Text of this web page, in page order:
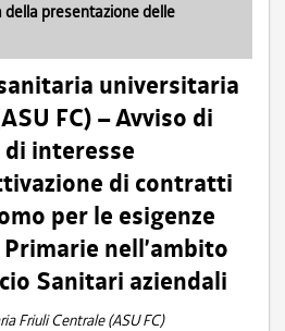
della presentazione delle
universitaria
FC) – Avviso di
interesse
di contratti
per le esigenze
nell’ambito
Sanitari aziendali
Friuli Centrale (ASU FC)